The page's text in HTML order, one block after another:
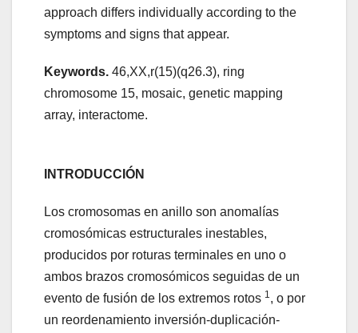
approach differs individually according to the
symptoms and signs that appear.
Keywords. 46,XX,r(15)(q26.3), ring
chromosome 15, mosaic, genetic mapping
array, interactome.
INTRODUCCIÓN
Los cromosomas en anillo son anomalías
cromosómicas estructurales inestables,
producidos por roturas terminales en uno o
ambos brazos cromosómicos seguidas de un
evento de fusión de los extremos rotos 1, o por
un reordenamiento inversión-duplicación-